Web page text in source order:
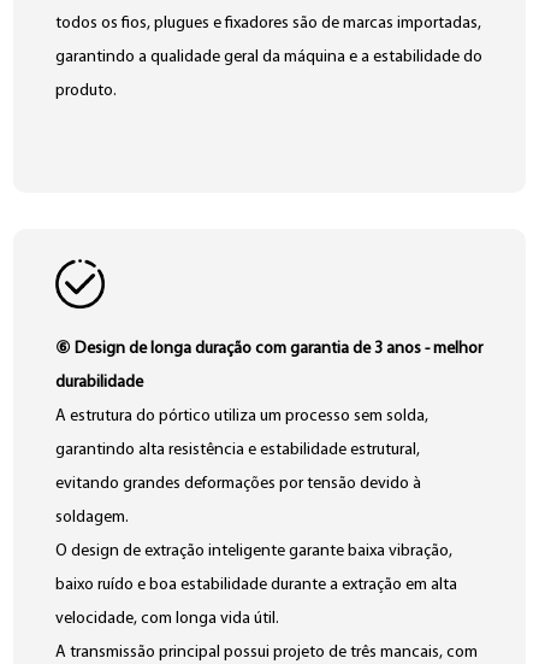
todos os fios, plugues e fixadores são de marcas importadas,
garantindo a qualidade geral da máquina e a estabilidade do
produto.
⑥ Design de longa duração com garantia de 3 anos - melhor
durabilidade
A estrutura do pórtico utiliza um processo sem solda,
garantindo alta resistência e estabilidade estrutural,
evitando grandes deformações por tensão devido à
soldagem.
O design de extração inteligente garante baixa vibração,
baixo ruído e boa estabilidade durante a extração em alta
velocidade, com longa vida útil.
A transmissão principal possui projeto de três mancais, com